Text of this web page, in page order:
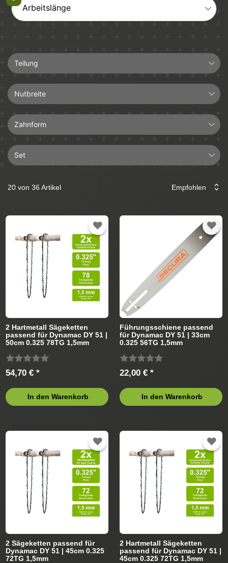
Arbeitslänge
Teilung
Nutbreite
Zahnform
Hartmetall
Set
Führungsschiene
20 von 36 Artikel
2 Hartmetall Sägeketten
passend für Dynamac DY 51 |
50cm 0.325 78TG 1,5mm
54,70 € *
In den Warenkorb
Führungsschiene passend
für Dynamac DY 51 | 33cm
0.325 56TG 1,5mm
22,00 € *
In den Warenkorb
2 Sägeketten passend für
Dynamac DY 51 | 45cm 0.325
72TG 1,5mm
2 Hartmetall Sägeketten
passend für Dynamac DY 51 |
45cm 0.325 72TG 1,5mm